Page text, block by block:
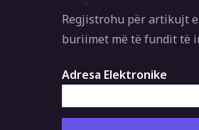
Regjistrohu për artikujt
buriimet më të fundit të
Adresa Elektronike